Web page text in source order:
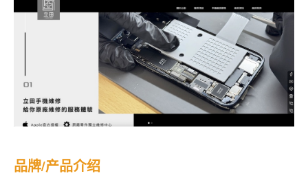
品牌/产品介绍